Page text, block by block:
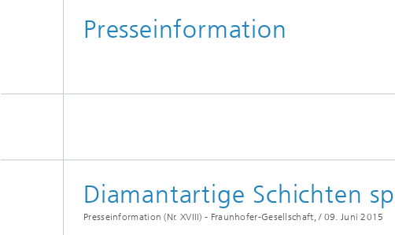
Reaktive Multischichten
PVD-Schichten
Presseinformation
Diamantartige Schichten
Presseinformation (Nr. XVIII) - Fraunhofer-Gesellschaft, / 09. Juni 2015